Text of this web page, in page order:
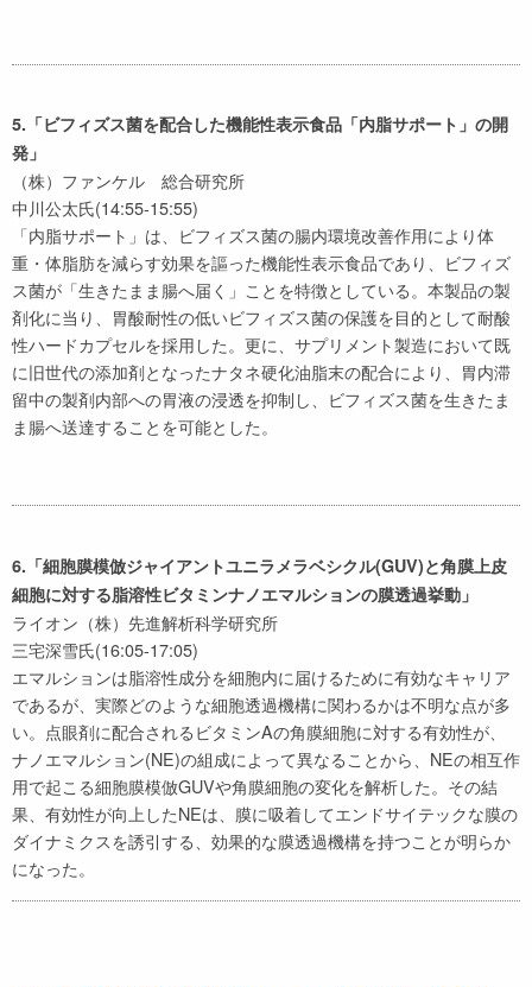
5.「ビフィズス菌を配合した機能性表示食品「内脂サポート」の開
発」
（株）ファンケル 総合研究所
中川公太氏(14:55-15:55)
「内脂サポート」は、ビフィズス菌の腸内環境改善作用により体
重・体脂肪を減らす効果を謳った機能性表示食品であり、ビフィズ
ス菌が「生きたまま腸へ届く」ことを特徴としている。本製品の製
剤化に当り、胃酸耐性の低いビフィズス菌の保護を目的として耐酸
性ハードカプセルを採用した。更に、サプリメント製造において既
に旧世代の添加剤となったナタネ硬化油脂末の配合により、胃内滞
留中の製剤内部への胃液の浸透を抑制し、ビフィズス菌を生きたま
ま腸へ送達することを可能とした。
6.「細胞膜模倣ジャイアントユニラメラベシクル(GUV)と角膜上皮
細胞に対する脂溶性ビタミンナノエマルションの膜透過挙動」
ライオン（株）先進解析科学研究所
三宅深雪氏(16:05-17:05)
エマルションは脂溶性成分を細胞内に届けるために有効なキャリア
であるが、実際どのような細胞透過機構に関わるかは不明な点が多
い。点眼剤に配合されるビタミンAの角膜細胞に対する有効性が、
ナノエマルション(NE)の組成によって異なることから、NEの相互作
用で起こる細胞膜模倣GUVや角膜細胞の変化を解析した。その結
果、有効性が向上したNEは、膜に吸着してエンドサイテックな膜の
ダイナミクスを誘引する、効果的な膜透過機構を持つことが明らか
になった。